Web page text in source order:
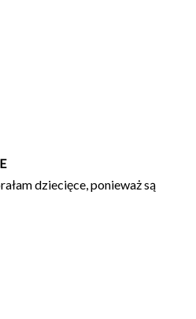
dziecięce, ponieważ są